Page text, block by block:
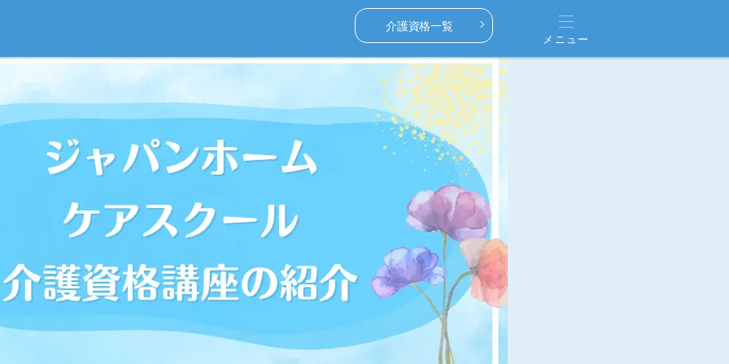
メニュー
介護資格一覧